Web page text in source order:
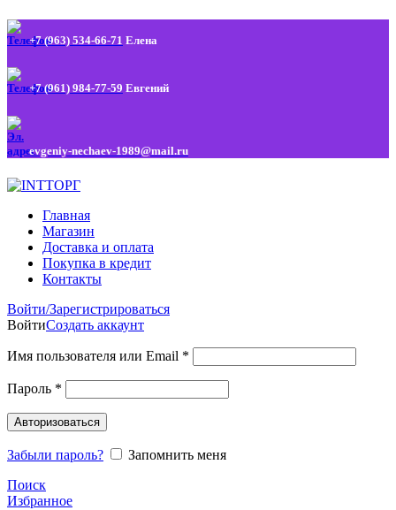
+7 (963) 534-66-71 Елена
+7 (961) 984-77-59 Евгений
evgeniy-nechaev-1989@mail.ru
Главная
Магазин
Доставка и оплата
Покупка в кредит
Контакты
Войти/Зарегистрироваться
ВойтиСоздать аккаунт
Имя пользователя или Email *
Пароль *
Авторизоваться
Забыли пароль?
Запомнить меня
Поиск
Избранное